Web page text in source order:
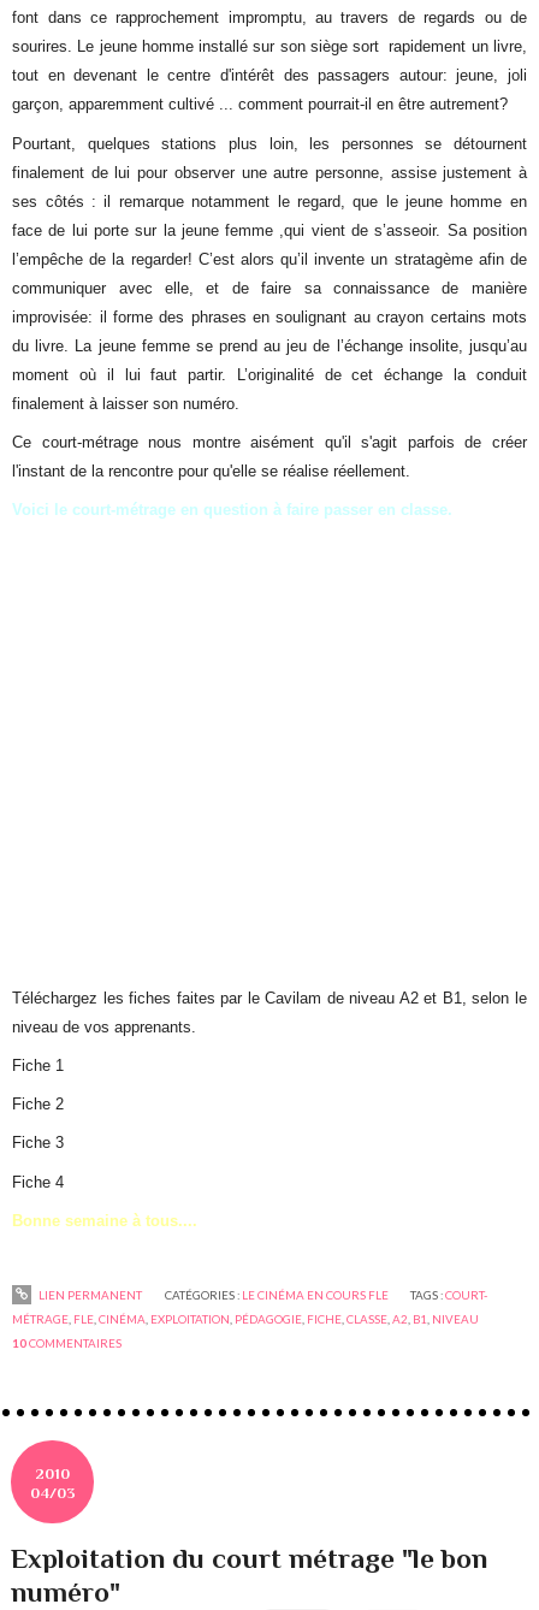
font dans ce rapprochement impromptu, au travers de regards ou de
sourires. Le jeune homme installé sur son siège sort rapidement un livre,
tout en devenant le centre d'intérêt des passagers autour: jeune, joli
garçon, apparemment cultivé ... comment pourrait-il en être autrement?
Pourtant, quelques stations plus loin, les personnes se détournent
finalement de lui pour observer une autre personne, assise justement à
ses côtés : il remarque notamment le regard, que le jeune homme en
face de lui porte sur la jeune femme ,qui vient de s’asseoir. Sa position
l’empêche de la regarder! C’est alors qu’il invente un stratagème afin de
communiquer avec elle, et de faire sa connaissance de manière
improvisée: il forme des phrases en soulignant au crayon certains mots
du livre. La jeune femme se prend au jeu de l’échange insolite, jusqu’au
moment où il lui faut partir. L’originalité de cet échange la conduit
finalement à laisser son numéro.
Ce court-métrage nous montre aisément qu'il s'agit parfois de créer
l'instant de la rencontre pour qu'elle se réalise réellement.
Voici le court-métrage en question à faire passer en classe.
Téléchargez les fiches faites par le Cavilam de niveau A2 et B1, selon le
niveau de vos apprenants.
Fiche 1
Fiche 2
Fiche 3
Fiche 4
Bonne semaine à tous....
LIEN PERMANENT CATÉGORIES : LE CINÉMA EN COURS FLE TAGS :COURT-
MÉTRAGE FLE ,CINÉMA EXPLOITATION PÉDAGOGIE FICHE ,CLASSE ,A2 B1 NIVEAU
10COMMENTAIRES
2010
04/03
Exploitation du court métrage "le bon
numéro"